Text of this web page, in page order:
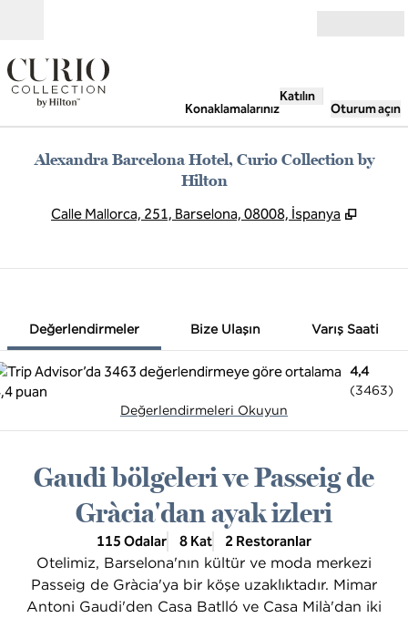
Konaklamalarınız
Katılın
Oturum açın
Alexandra Barcelona Hotel, Curio Collection by
Hilton
Calle Mallorca, 251, Barselona, 08008, İspanya ,
Değerlendirmeler Bize Ulaşın
Varış Saati
4,4
(3463)
Değerlendirmeleri Okuyun
Gaudi bölgeleri ve Passeig de
Gràcia'dan ayak izleri
115 Odalar 8 Kat 2 Restoranlar
Otelimiz, Barselona'nın kültür ve moda merkezi
Passeig de Gràcia'ya bir köşe uzaklıktadır. Mimar
Antoni Gaudi'den Casa Batlló ve Casa Milà'dan iki